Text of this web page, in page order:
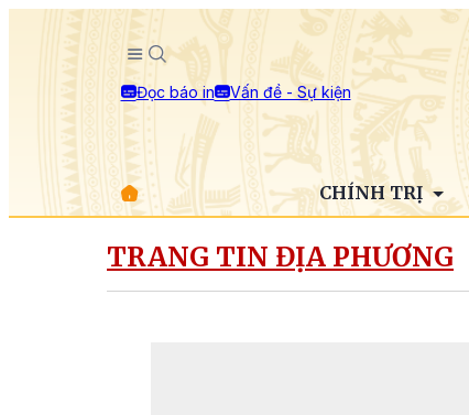
Đọc báo in Vấn đề - Sự kiện
CHÍNH TRỊ
TRANG TIN ĐỊA PHƯƠNG